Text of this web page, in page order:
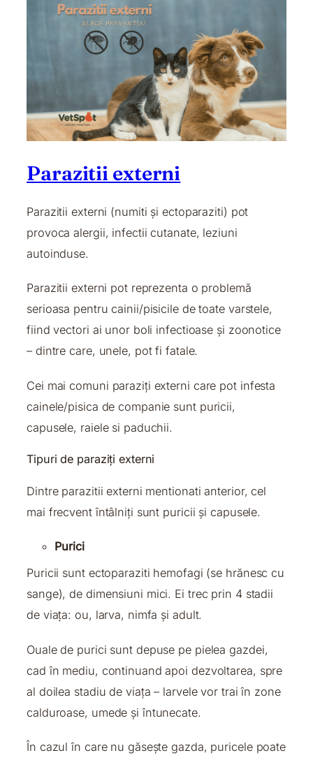
Parazitii externi
Parazitii externi (numiti și ectoparaziti) pot
provoca alergii, infectii cutanate, leziuni
autoinduse.
Parazitii externi pot reprezenta o problemă
serioasa pentru cainii/pisicile de toate varstele,
fiind vectori ai unor boli infectioase și zoonotice
– dintre care, unele, pot fi fatale.
Cei mai comuni paraziți externi care pot infesta
cainele/pisica de companie sunt puricii,
capusele, raiele si paduchii.
Tipuri de paraziți externi
Dintre parazitii externi mentionati anterior, cel
mai frecvent întâlniți sunt puricii și capusele.
Purici
Puricii sunt ectoparaziti hemofagi (se hrănesc cu
sange), de dimensiuni mici. Ei trec prin 4 stadii
de viața: ou, larva, nimfa și adult.
Ouale de purici sunt depuse pe pielea gazdei,
cad în mediu, continuand apoi dezvoltarea, spre
al doilea stadiu de viața – larvele vor trai în zone
calduroase, umede și întunecate.
În cazul în care nu găsește gazda, puricele poate